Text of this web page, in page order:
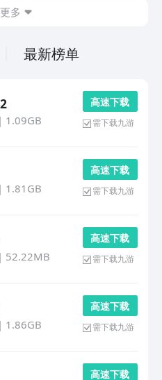
多
最新榜单
1.09GB
高 速 下 载
需下载九游
| 1.81GB
高 速 下 载
需下载九游
52.22MB
高 速 下 载
需下载九游
| 1.86GB
高 速 下 载
需下载九游
高 速 下 载